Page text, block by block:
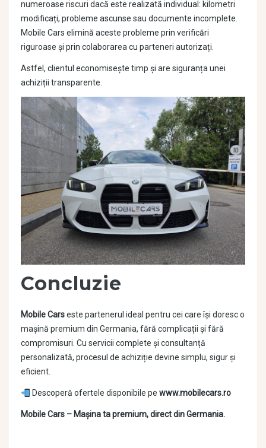
numeroase riscuri dacă este realizată individual: kilometri
modificați, probleme ascunse sau documente incomplete.
Mobile Cars elimină aceste probleme prin verificări
riguroase și prin colaborarea cu parteneri autorizați.
Astfel, clientul economisește timp și are siguranța unei
achiziții transparente.
Concluzie
Mobile Carseste partenerul ideal pentru cei care își doresc o
mașină premium din Germania, fără complicații și fără
compromisuri. Cu servicii complete și consultanță
personalizată, procesul de achiziție devine simplu, sigur și
eficient.
Descoperă ofertele disponibile pe www.mobilecars.ro
Mobile Cars – Mașina ta premium, direct din Germania.